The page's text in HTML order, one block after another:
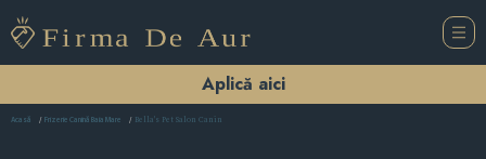
Aplică aici
Acasă Frizerie Canină Baia Mare Bella's Pet Salon Canin